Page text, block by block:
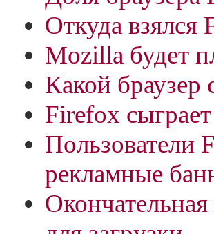
Откуда взялся
Mozilla будет
Какой
Firefox
Пользователи
рекламные